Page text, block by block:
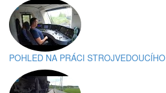
POHLED NA PRÁCI STROJVEDOUCÍHO